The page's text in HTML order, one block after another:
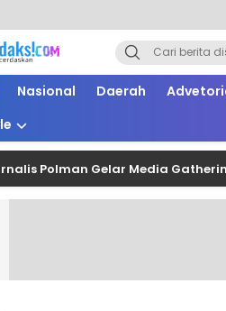
Nasional Daerah
Gelar Media Gathering